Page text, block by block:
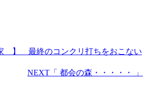
】 最終のコンクリ打ちをおこない
NEXT 「 都会の森・・・・・ 」